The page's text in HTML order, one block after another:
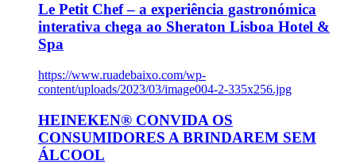
Le Petit Chef – a experiência gastronómica
interativa chega ao Sheraton Lisboa Hotel &
Spa
https://www.ruadebaixo.com/wp-
content/uploads/2023/03/image004-2-335x256.jpg
HEINEKEN® CONVIDA OS
CONSUMIDORES A BRINDAREM SEM
ÁLCOOL